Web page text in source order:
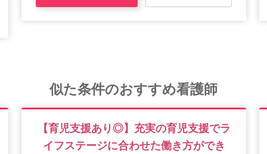
似た条件のおすすめ看護師
【育児支援あり◎】充実の育児支援でラ
イフステージに合わせた働き方ができ